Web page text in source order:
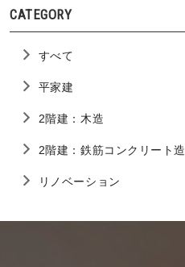
CATEGORY
すべて
平家建
2階建：木造
2階建：鉄筋コンクリート造
リノベーション